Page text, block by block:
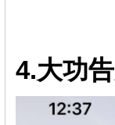
4.大功